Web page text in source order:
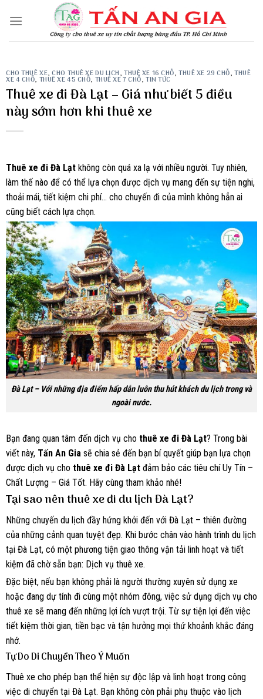
CHO THUÊ XE,CHO THUÊ XE DU LỊCH,THUÊ XE 16 CHỖ,THUÊ XE 29 CHỖ, THUÊ
XE 4 CHỖ, THUÊ XE 45 CHỖ, THUÊ XE 7 CHỖ, TIN TỨC
Thuê xe đi Đà Lạt – Giá như biết 5 điều
này sớm hơn khi thuê xe
Thuê xe đi Đà Lạt không còn quá xa lạ với nhiều người. Tuy nhiên,
làm thế nào để có thể lựa chọn được dịch vụ mang đến sự tiện nghi,
thoải mái, tiết kiệm chi phí… cho chuyến đi của mình không hẳn ai
cũng biết cách lựa chọn.
Đà Lạt – Với những địa điểm hấp dẫn luôn thu hút khách du lịch trong và
ngoài nước.
Bạn đang quan tâm đến dịch vụ cho thuê xe đi Đà Lạt? Trong bài
viết này, Tấn An Gia sẽ chia sẻ đến bạn bí quyết giúp bạn lựa chọn
được dịch vụ cho thuê xe đi Đà Lạt đảm bảo các tiêu chí Uy Tín –
Chất Lượng – Giá Tốt. Hãy cùng tham khảo nhé!
Tại sao nên thuê xe đi du lịch Đà Lạt?
Những chuyến du lịch đầy hứng khởi đến với Đà Lạt – thiên đường
của những cảnh quan tuyệt đẹp. Khi bước chân vào hành trình du lịch
tại Đà Lạt, có một phương tiện giao thông vận tải linh hoạt và tiết
kiệm đã chờ sẵn bạn: Dịch vụ thuê xe.
Đặc biệt, nếu bạn không phải là người thường xuyên sử dụng xe
hoặc đang dự tính đi cùng một nhóm đông, việc sử dụng dịch vụ cho
thuê xe sẽ mang đến những lợi ích vượt trội. Từ sự tiện lợi đến việc
tiết kiệm thời gian, tiền bạc và tận hưởng mọi thứ khoảnh khắc đáng
nhớ.
Tự Do Di Chuyển Theo Ý Muốn
Thuê xe cho phép bạn thể hiện sự độc lập và linh hoạt trong công
việc di chuyển tại Đà Lạt. Bạn không còn phải phụ thuộc vào lịch